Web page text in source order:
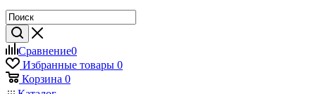
Сравнение0
Избранные товары 0
Корзина 0